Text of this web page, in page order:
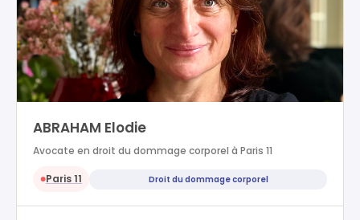
ABRAHAM Elodie
Avocate en droit du dommage corporel à Paris 11
●Paris 11 Droit du dommage corporel